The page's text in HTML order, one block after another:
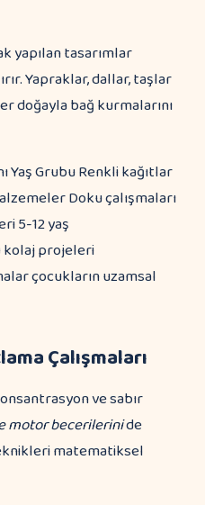
yapılan tasarımlar
Yapraklar, dallar, taşlar
doğayla bağ kurmalarını
Yaş Grubu Renkli kağıtlar
Doku çalışmaları
5-12 yaş
projeleri
çocukların uzamsal
Çalışmaları
ve sabır
motor becerilerinide
matematiksel